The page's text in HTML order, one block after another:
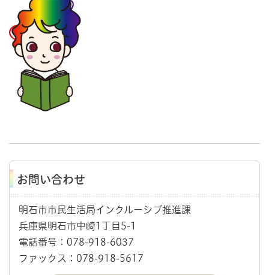
お問い合わせ
明石市市民生活局インクルーシブ推進課
兵庫県明石市中崎1丁目5-1
電話番号：078-918-6037
ファックス：078-918-5617